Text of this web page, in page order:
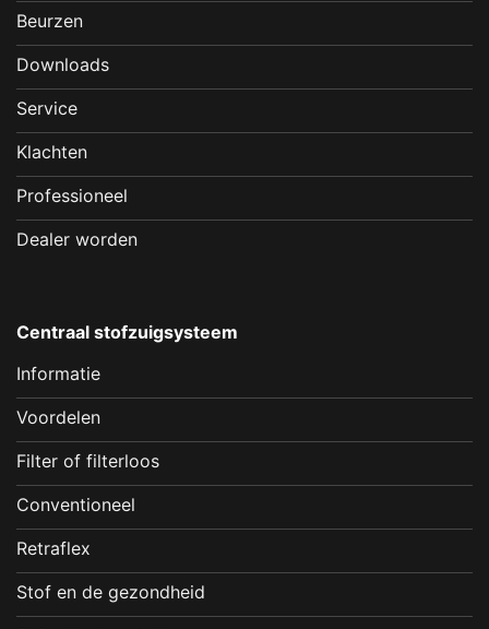
Beurzen
Downloads
Service
Klachten
Professioneel
Dealer worden
Centraal stofzuigsysteem
Informatie
Voordelen
Filter of filterloos
Conventioneel
Retraflex
Stof en de gezondheid